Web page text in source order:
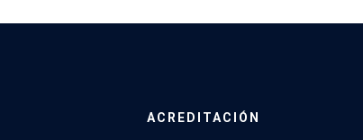
ACREDITACIÓN